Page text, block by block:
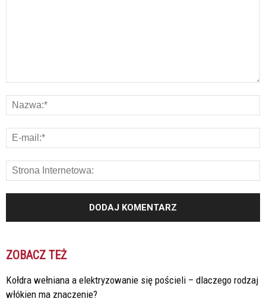
ZOBACZ TEŻ
Kołdra wełniana a elektryzowanie się pościeli – dlaczego rodzaj
włókien ma znaczenie?